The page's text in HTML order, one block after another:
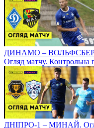
ДИНАМО –
Огляд матчу. Контрольна
ДНІПРО-1 – МИНАЙ.